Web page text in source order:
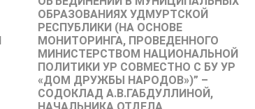
ОБРАЗОВАНИЯХ УДМУРТСКОЙ
РЕСПУБЛИКИ (НА ОСНОВЕ
МОНИТОРИНГА, ПРОВЕДЕННОГО
МИНИСТЕРСТВОМ НАЦИОНАЛЬНОЙ
ПОЛИТИКИ УР СОВМЕСТНО С БУ УР
«ДОМ ДРУЖБЫ НАРОДОВ»)” –
СОДОКЛАД А.В.ГАБДУЛЛИНОЙ,